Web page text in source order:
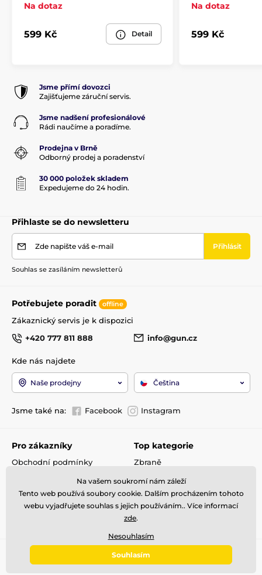
Na dotaz
599 Kč Detail
Na dotaz
599 Kč
Jsme přímí dovozci
Zajišťujeme záruční servis.
Jsme nadšení profesionálové
Rádi naučíme a poradíme.
Prodejna v Brně
Odborný prodej a poradenství
30 000 položek skladem
Expedujeme do 24 hodin.
Přihlaste se do newsletteru
Zde napište váš e-mail Přihlásit
Souhlas se zasíláním newsletterů
Potřebujete poradit offline
Zákaznický servis je k dispozici
+420 777 811 888
info@gun.cz
Kde nás najdete
Naše prodejny Čeština
Jsme také na: Facebook Instagram
Pro zákazníky
Obchodní podmínky
Doprava a platba
Reklamace
Kontakty
Top kategorie
Zbraně
Optika
Střelivo
Příslušenství
Detektory kovů
© 2026 gun.cz ⦁ E-shop vytvořila
Na vašem soukromí nám záleží
Tento web používá soubory cookie. Dalším procházením tohoto
webu vyjadřujete souhlas s jejich používáním.. Více informací
zde.
Nesouhlasím
Souhlasím